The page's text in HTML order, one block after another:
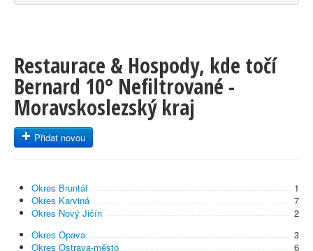
Restaurace & Hospody, kde točí
Bernard 10° Nefiltrované -
Moravskoslezský kraj
Přidat novou
Okres Bruntál
1
Okres Karviná
7
Okres Nový Jičín
2
Okres Opava
3
Okres Ostrava-město
6